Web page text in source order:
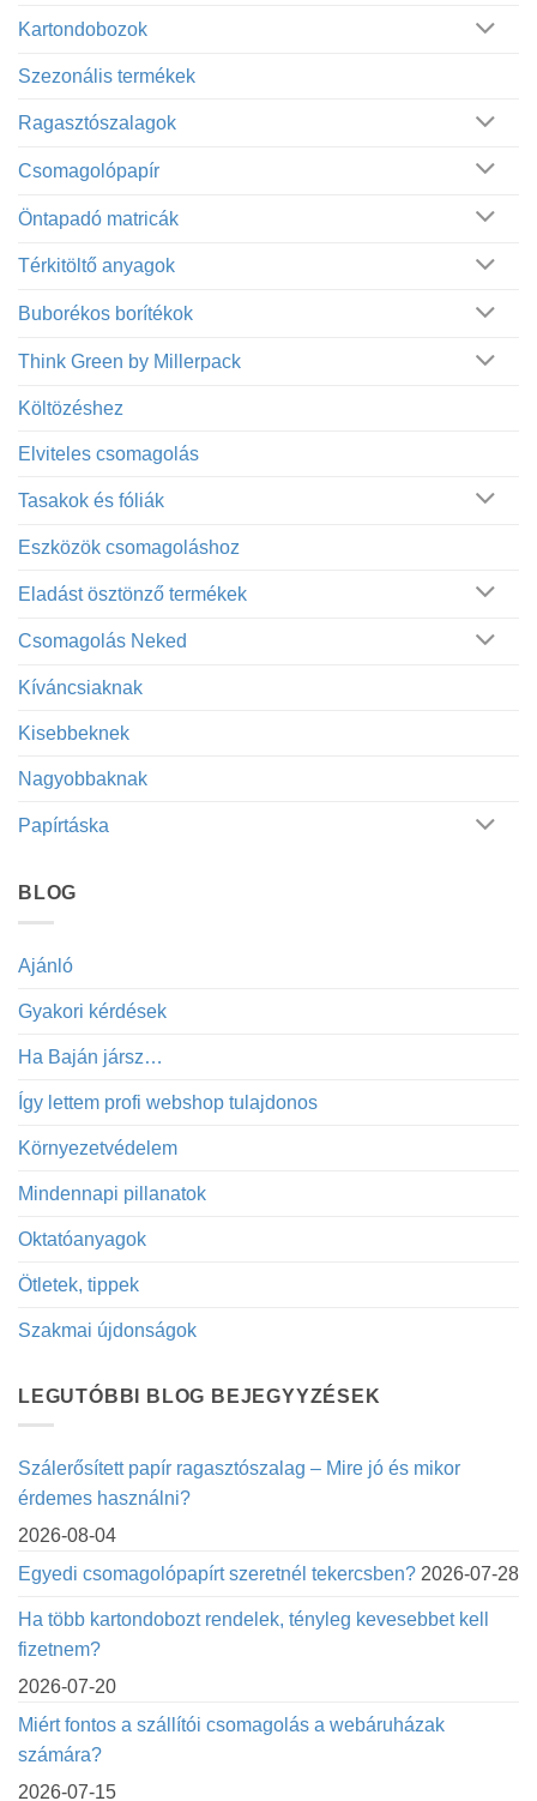
Kartondobozok
Szezonális termékek
Ragasztószalagok
Csomagolópapír
Öntapadó matricák
Térkitöltő anyagok
Buborékos borítékok
Think Green by Millerpack
Költözéshez
Elviteles csomagolás
Tasakok és fóliák
Eszközök csomagoláshoz
Eladást ösztönző termékek
Csomagolás Neked
Kíváncsiaknak
Kisebbeknek
Nagyobbaknak
Papírtáska
BLOG
Ajánló
Gyakori kérdések
Ha Baján jársz…
Így lettem profi webshop tulajdonos
Környezetvédelem
Mindennapi pillanatok
Oktatóanyagok
Ötletek, tippek
Szakmai újdonságok
LEGUTÓBBI BLOG BEJEGYYZÉSEK
Szálerősített papír ragasztószalag – Mire jó és mikor
érdemes használni?
2026-08-04
Egyedi csomagolópapírt szeretnél tekercsben? 2026-07-28
Ha több kartondobozt rendelek, tényleg kevesebbet kell
fizetnem?
2026-07-20
Miért fontos a szállítói csomagolás a webáruházak
számára?
2026-07-15